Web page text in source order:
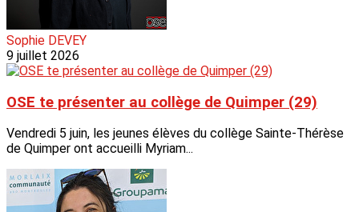
Sophie DEVEY
9 juillet 2026
OSE te présenter au collège de Quimper (29)
Vendredi 5 juin, les jeunes élèves du collège Sainte-Thérèse
de Quimper ont accueilli Myriam...